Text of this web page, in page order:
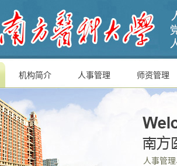
机构简介 人事管理 师资管理
人事管